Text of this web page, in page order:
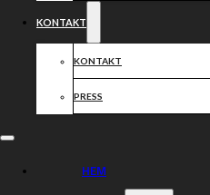
KONTAKT
KONTAKT
PRESS
HEM